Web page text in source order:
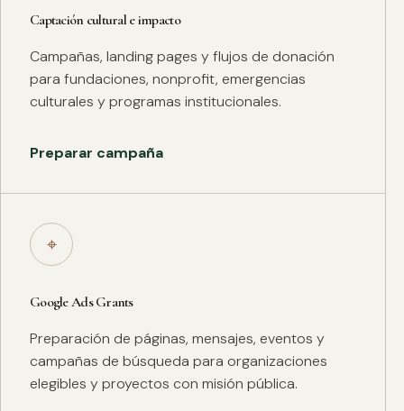
Captación cultural e impacto
Campañas, landing pages y flujos de donación
para fundaciones, nonprofit, emergencias
culturales y programas institucionales.
Preparar campaña
⌖
Google Ads Grants
Preparación de páginas, mensajes, eventos y
campañas de búsqueda para organizaciones
elegibles y proyectos con misión pública.